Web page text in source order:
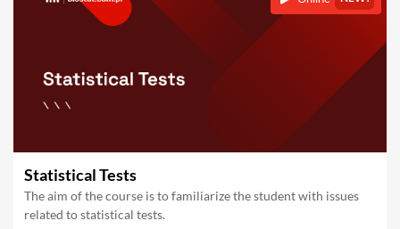
Statistical Tests
The aim of the course is to familiarize the student with issues
related to statistical tests.